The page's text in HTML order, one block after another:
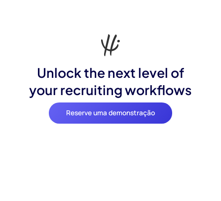
Unlock the next level of
your recruiting workflows
Reserve uma demonstração